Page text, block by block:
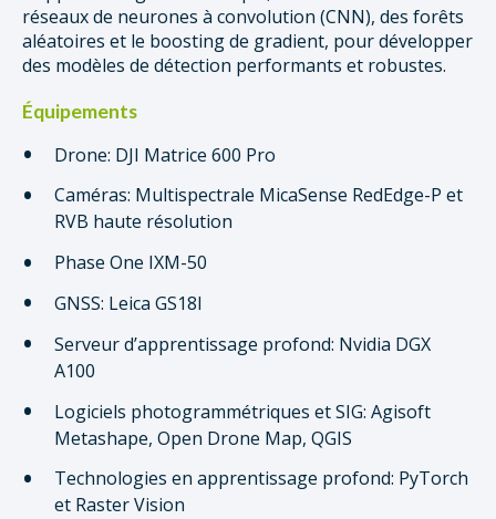
réseaux de neurones à convolution (CNN), des forêts
aléatoires et le boosting de gradient, pour développer
des modèles de détection performants et robustes.
Équipements
Drone: DJI Matrice 600 Pro
Caméras: Multispectrale MicaSense RedEdge-P et
RVB haute résolution
Phase One IXM-50
GNSS: Leica GS18I
Serveur d’apprentissage profond: Nvidia DGX
A100
Logiciels photogrammétriques et SIG: Agisoft
Metashape, Open Drone Map, QGIS
Technologies en apprentissage profond: PyTorch
et Raster Vision